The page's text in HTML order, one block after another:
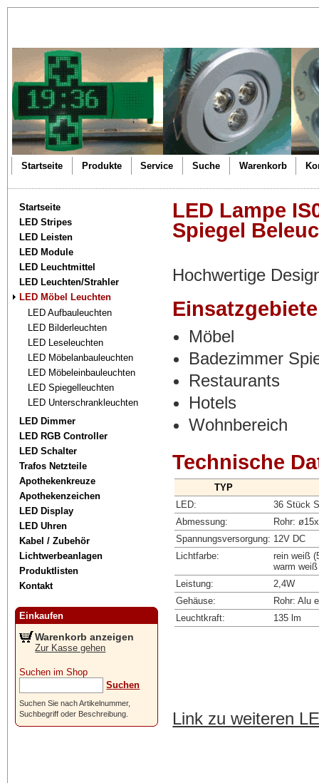
Startseite Produkte Service Suche Warenkorb
LED Lampe
Spiegel
Hochwertige
Möbel
Badezimmer
Restaurants
Hotels
Wohnbereich
Technische
TYP
LED:
36 Stück
Abmessung:
Rohr:
Spannungsversorgung: 12V DC
Lichtfarbe:
rein weiß
warm
Leistung:
2,4W
Gehäuse:
Rohr: Alu
Leuchtkraft:
135 lm
Link zu weiteren
Startseite
LED Stripes
LED Leisten
LED Module
LED Leuchtmittel
LED Leuchten/Strahler
LED Möbel Leuchten
LED Aufbauleuchten
LED Bilderleuchten
LED Leseleuchten
LED Möbelanbauleuchten
LED Möbeleinbauleuchten
LED Spiegelleuchten
LED Unterschrankleuchten
LED Dimmer
LED RGB Controller
LED Schalter
Trafos Netzteile
Apothekenkreuze
Apothekenzeichen
LED Display
LED Uhren
Kabel / Zubehör
Lichtwerbeanlagen
Produktlisten
Kontakt
Einkaufen
Warenkorb anzeigen
Zur Kasse gehen
Suchen im Shop
Suchen
Suchen Sie nach Artikelnummer,
Suchbegriff oder Beschreibung.